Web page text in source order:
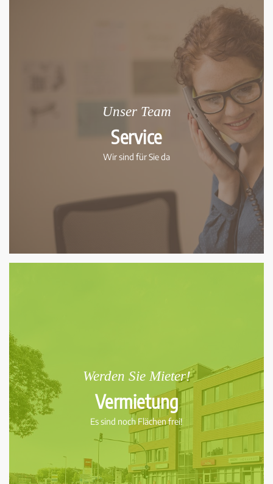
Unser Team
Service
Wir sind für Sie da
Werden Sie Mieter!
Vermietung
Es sind noch Flächen frei!